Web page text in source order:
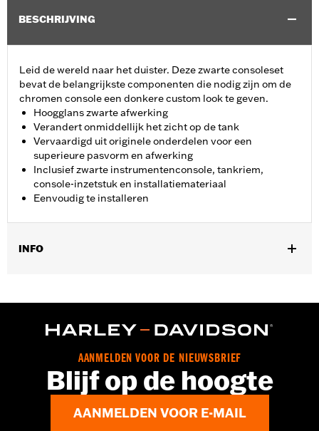
BESCHRIJVING
Leid de wereld naar het duister. Deze zwarte consoleset
bevat de belangrijkste componenten die nodig zijn om de
chromen console een donkere custom look te geven.
Hoogglans zwarte afwerking
Verandert onmiddellijk het zicht op de tank
Vervaardigd uit originele onderdelen voor een
superieure pasvorm en afwerking
Inclusief zwarte instrumentenconsole, tankriem,
console-inzetstuk en installatiemateriaal
Eenvoudig te installeren
INFO
Per stuk verkocht:
Elk
inzetstuk en installatiemateriaal
AANMELDEN VOOR DE NIEUWSBRIEF
Blijf op de hoogte
AANMELDEN VOOR E-MAIL